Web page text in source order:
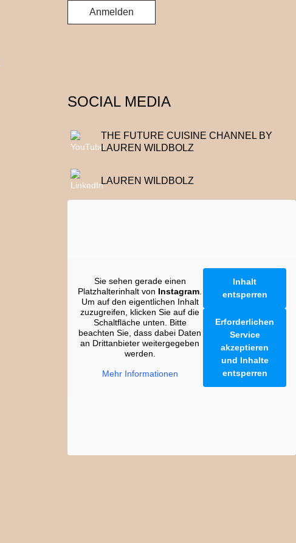
SOCIAL MEDIA
THE FUTURE CUISINE CHANNEL BY
LAUREN WILDBOLZ
LAUREN WILDBOLZ
Sie sehen gerade einen
Platzhalterinhalt von Instagram
Um auf den eigentlichen Inhalt
zuzugreifen, klicken Sie auf die
Schaltfläche unten. Bitte
beachten Sie, dass dabei Daten
an Drittanbieter weitergegeben
werden.
Mehr Informationen
Inhalt
entsperren
Erforderlichen
Service
akzeptieren
und Inhalte
entsperren